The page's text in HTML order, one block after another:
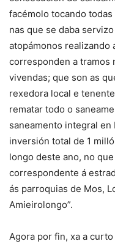
facémolo tocando
nas que se daba
atopámonos realizando
corresponden a tramos
vivendas; que son as
rexedora local e
rematar todo o
saneamento integral
inversión total de 1
longo deste ano, no
correspondente á
ás parroquias de Mos,
Amieirolongo”.
Agora por fin, xa a